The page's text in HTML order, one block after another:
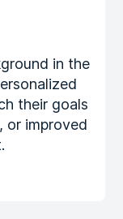
in the
their goals
or improved